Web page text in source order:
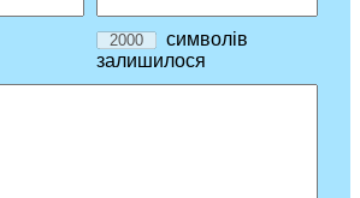
символів
залишилося